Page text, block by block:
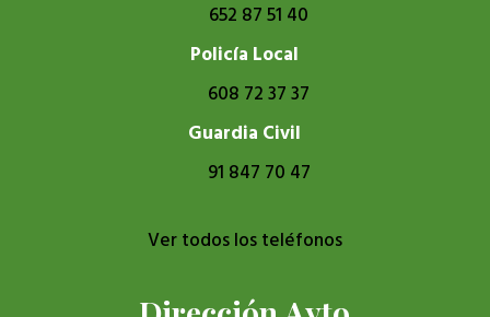
652 87 51 40
Policía Local
608 72 37 37
Guardia Civil
91 847 70 47
Ver todos los teléfonos